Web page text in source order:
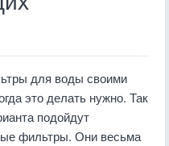
для воды своими
это делать нужно. Так
подойдут
фильтры. Они весьма